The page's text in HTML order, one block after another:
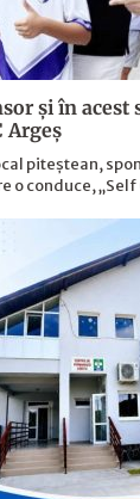
şi în acest
Argeş
piteștean,
o conduce,